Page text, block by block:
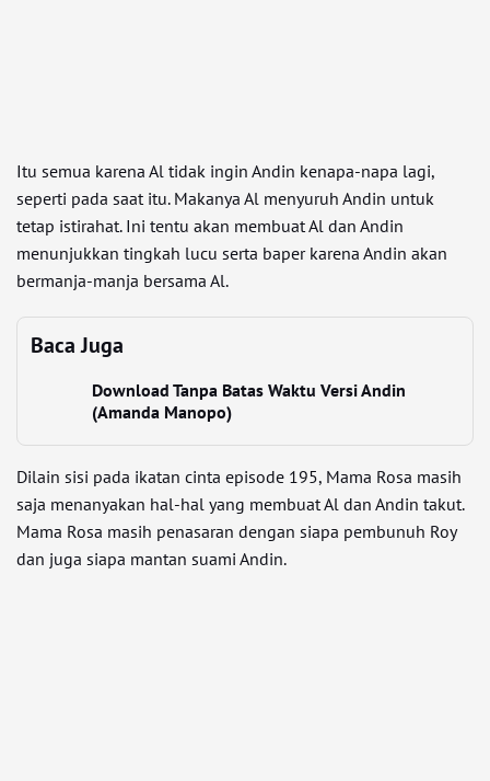
Itu semua karena Al tidak ingin Andin kenapa-napa lagi,
seperti pada saat itu. Makanya Al menyuruh Andin untuk
tetap istirahat. Ini tentu akan membuat Al dan Andin
menunjukkan tingkah lucu serta baper karena Andin akan
bermanja-manja bersama Al.
Baca Juga
Download Tanpa Batas Waktu Versi Andin
(Amanda Manopo)
Dilain sisi pada ikatan cinta episode 195, Mama Rosa masih
saja menanyakan hal-hal yang membuat Al dan Andin takut.
Mama Rosa masih penasaran dengan siapa pembunuh Roy
dan juga siapa mantan suami Andin.